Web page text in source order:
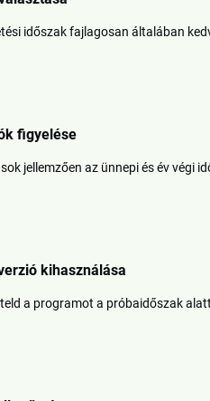
időszak fajlagosan általában
figyelése
jellemzően az ünnepi és év végi
kihasználása
a programot a próbaidőszak